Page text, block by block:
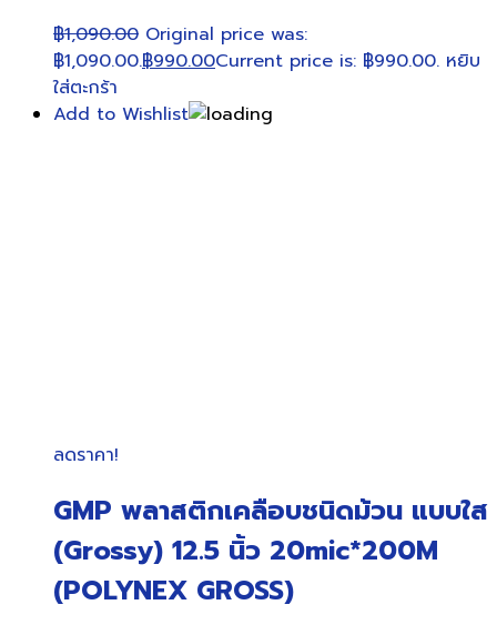
฿1,090.00 Original price was:
฿1,090.00.฿990.00Current price is: ฿990.00. หยิบ
ใส่ตะกร้า
Add to Wishlist
ลดราคา!
GMP พลาสติกเคลือบชนิดม้วน แบบใส
(Grossy) 12.5 นิ้ว 20mic*200M
(POLYNEX GROSS)